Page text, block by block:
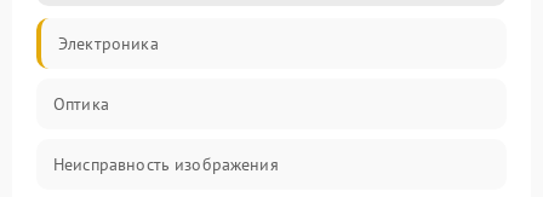
Электроника
Оптика
Неисправность изображения